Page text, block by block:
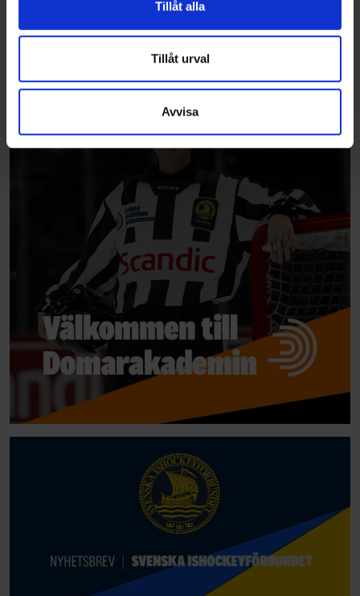
annons- och analysföretag som vi samarbetar med.
Dessa kan i sin tur kombinera informationen med annan
information som du har tillhandahållit eller som de har
samlat in när du har använt deras tjänster.
Tillåt alla
Tillåt urval
Avvisa